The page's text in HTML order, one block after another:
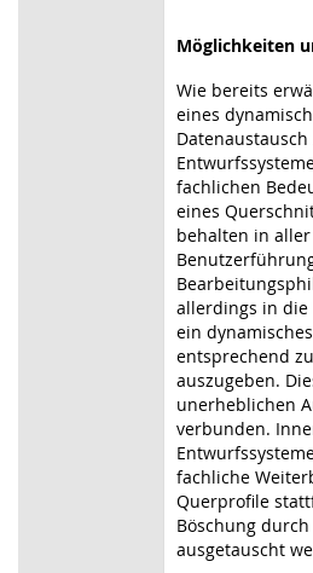
Möglichkeiten
Wie bereits
eines
fachlichen
eines
behalten in
allerdings in die
ein
entsprechend
auszugeben.
unerheblichen
verbunden.
fachliche
Querprofile
Böschung
ausgetauscht